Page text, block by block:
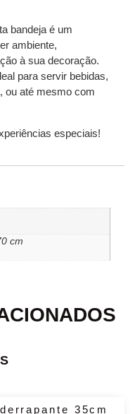
bandeja é um
ambiente,
à sua decoração.
para servir bebidas,
ou até mesmo com
especiais!
cm